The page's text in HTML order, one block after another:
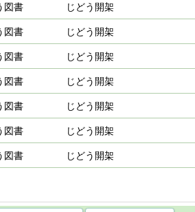
図書 じどう開架
図書 じどう開架
図書 じどう開架
図書 じどう開架
図書 じどう開架
図書 じどう開架
図書 じどう開架